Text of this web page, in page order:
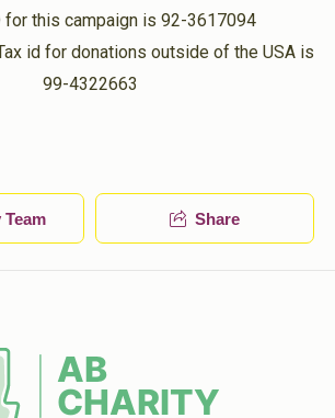
יא די האסט די כוחות!! גיי אן ווייטער מיט א
שטעטל...
פרנס החודש
לכבוד בני החשוב החתן נחמי'
לכבוד החתן נחמי' הצלחה רבה!!
for this campaign is 92-3617094
id for donations outside of the USA is
99-4322663
Team Share